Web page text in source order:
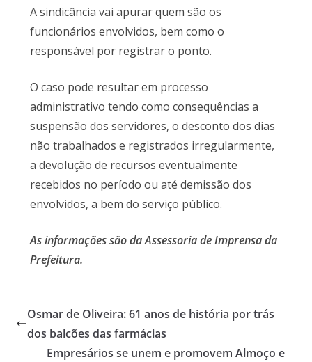
A sindicância vai apurar quem são os
funcionários envolvidos, bem como o
responsável por registrar o ponto.
O caso pode resultar em processo
administrativo tendo como consequências a
suspensão dos servidores, o desconto dos dias
não trabalhados e registrados irregularmente,
a devolução de recursos eventualmente
recebidos no período ou até demissão dos
envolvidos, a bem do serviço público.
As informações são da Assessoria de Imprensa da
Prefeitura.
Osmar de Oliveira: 61 anos de história por trás
dos balcões das farmácias
Empresários se unem e promovem Almoço e